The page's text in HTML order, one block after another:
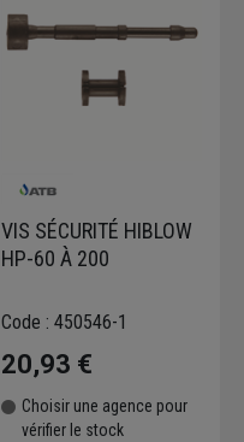
VIS SÉCURITÉ HIBLOW
HP-60 À 200
Code : 450546-1
20,93 €
Choisir une agence pour
vérifier le stock